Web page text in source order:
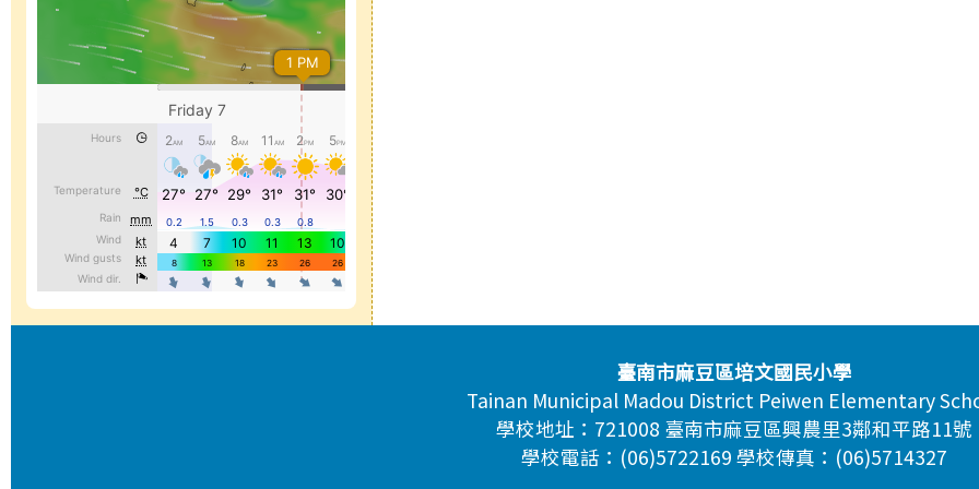
臺南市麻豆區培文國民小學
Tainan Municipal Madou District Peiwen Elementary
學校地址：721008 臺南市麻豆區興農里3鄰和平路11號
學校電話：(06)5722169 學校傳真：(06)5714327